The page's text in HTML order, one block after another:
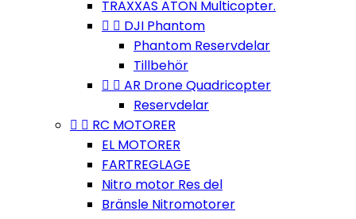
TRAXXAS ATON Multicopter.
  DJI Phantom
Phantom Reservdelar
Tillbehör
  AR Drone Quadricopter
Reservdelar
  RC MOTORER
EL MOTORER
FARTREGLAGE
Nitro motor Res del
Bränsle Nitromotorer